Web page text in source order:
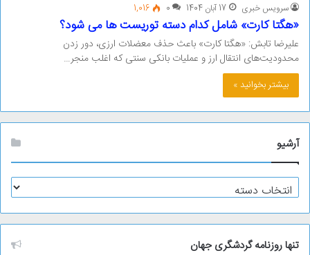
سرویس خبری 17 آبان 1404 0
1,016
«هگتا کارت» شامل کدام دسته توریست ها می شود؟
علیرضا تابش: «هگتا کارت» باعث حذف معضلات ارزی، دور زدن
محدودیت‌های انتقال ارز و عملیات بانکی سنتی که اغلب منجر…
بیشتر بخوانید »
آرشیو
آ
ر
ش
ی
و
تنها روزنامه گردشگری جهان